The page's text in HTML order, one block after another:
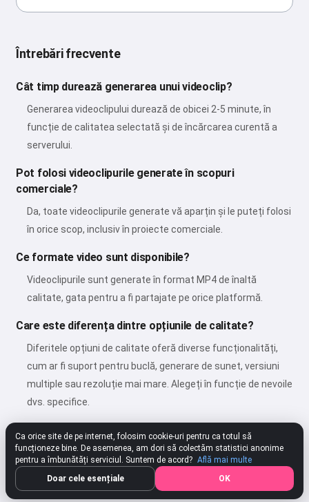
Întrebări frecvente
Cât timp durează generarea unui videoclip?
Generarea videoclipului durează de obicei 2-5 minute, în
funcție de calitatea selectată și de încărcarea curentă a
serverului.
Pot folosi videoclipurile generate în scopuri
comerciale?
Da, toate videoclipurile generate vă aparțin și le puteți folosi
în orice scop, inclusiv în proiecte comerciale.
Ce formate video sunt disponibile?
Videoclipurile sunt generate în format MP4 de înaltă
calitate, gata pentru a fi partajate pe orice platformă.
Care este diferența dintre opțiunile de calitate?
Diferitele opțiuni de calitate oferă diverse funcționalități,
cum ar fi suport pentru buclă, generare de sunet, versiuni
multiple sau rezoluție mai mare. Alegeți în funcție de nevoile
dvs. specifice.
★★★★★4.80287 Setări Evaluează
Ca orice site de pe internet, folosim cookie-uri pentru ca totul să
funcționeze bine. De asemenea, am dori să colectăm statistici anonime
pentru a îmbunătăți serviciul. Suntem de acord? Află mai multe
Doar cele esențiale
OK